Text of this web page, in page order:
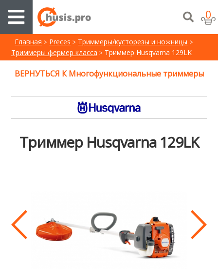
0
Главная Preces
Триммеры/кусторезы и ножницы
Триммеры фермер класса
Триммер Husqvarna 129LK
ВЕРНУТЬСЯ К Многофункциональные триммеры
Триммер Husqvarna 129LK